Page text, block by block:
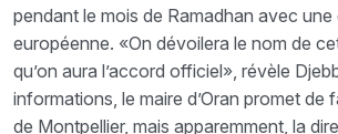
pendant le mois de Ramadhan avec une
européenne. «On dévoilera le nom de
qu’on aura l’accord officiel», révèle
informations, le maire d’Oran promet de
de Montpellier, mais apparemment, la